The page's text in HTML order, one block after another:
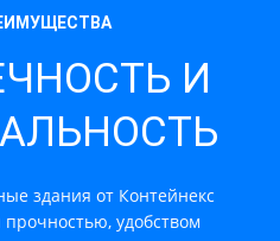
И
здания от Контейнекс
удобством